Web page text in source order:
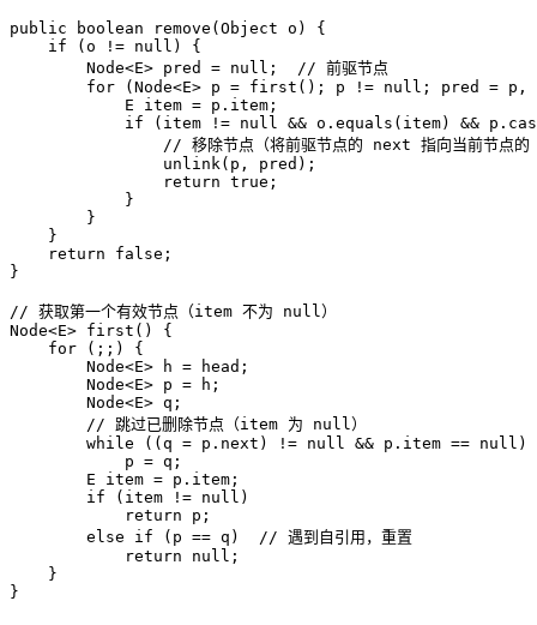
public boolean remove (Object o)
{
if (o != null ) {
        Node<E> pred =
null ; // 前驱节点
for (Node<E> p = first(); p != null ; pred =
E
item = p.item;
if (item != null && o.equals(item) &&
// 移除节点（将前驱节点的 next 指向当前节
                unlink(p, pred);
return true ;
            }
        }
    }
return
false ;
}
// 获取第一个有效节点（item 不为 null）
Node<E> first ()
{
for (;;) {
        Node<E> h = head;
        Node<E> p = h;
        Node<E> q;
// 跳过已删除节点（item 为 null）
while ((q = p.next) != null && p.item == null
            p = q;
E
item = p.item;
if (item != null )
return p;
else
if (p == q) // 遇到自引用，重置
return
null ;
    }
}